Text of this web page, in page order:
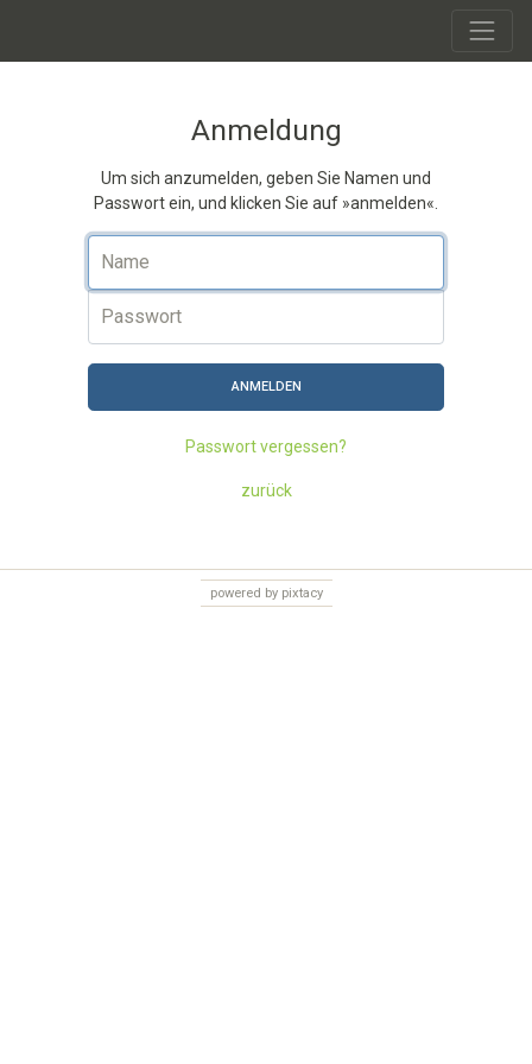
Anmeldung
Um sich anzumelden, geben Sie Namen und
Passwort ein, und klicken Sie auf »anmelden«.
ANMELDEN
Passwort vergessen?
zurück
powered by pixtacy